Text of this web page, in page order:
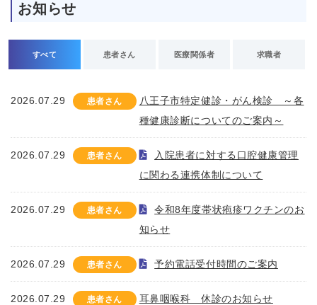
お知らせ
すべて 患者さん 医療関係者 求職者
2026.07.29 患者さん
八王子市特定健診・がん検診 ～各
種健康診断についてのご案内～
2026.07.29 患者さん
入院患者に対する口腔健康管理
に関わる連携体制について
2026.07.29 患者さん
令和8年度帯状疱疹ワクチンのお
知らせ
2026.07.29 患者さん 予約電話受付時間のご案内
2026.07.29 患者さん 耳鼻咽喉科 休診のお知らせ